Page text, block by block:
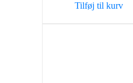
Tilføj til kurv